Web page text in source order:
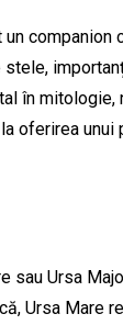
companion
în mitologie,
oferirea unui
sau Ursa
Ursa Mare